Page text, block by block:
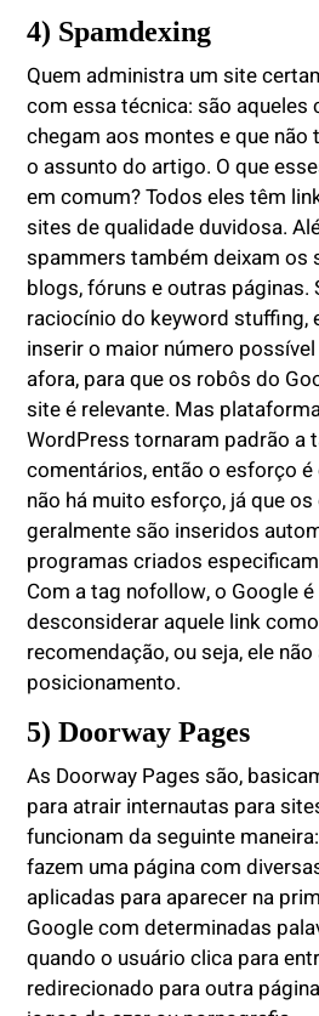
4) Spamdexing
Quem administra um site
com essa técnica: são aqueles
chegam aos montes e que não
o assunto do artigo. O que
em comum? Todos eles têm
sites de qualidade duvidosa.
spammers também deixam os
blogs, fóruns e outras páginas.
raciocínio do keyword stuffing,
inserir o maior número
afora, para que os robôs do
site é relevante. Mas
WordPress tornaram padrão a
comentários, então o esforço é
não há muito esforço, já que
geralmente são inseridos
programas criados
Com a tag nofollow, o Google
desconsiderar aquele link
recomendação, ou seja, ele
posicionamento.
5) Doorway Pages
As Doorway Pages são,
para atrair internautas para
funcionam da seguinte
fazem uma página com
aplicadas para aparecer na
Google com determinadas
quando o usuário clica para
redirecionado para outra